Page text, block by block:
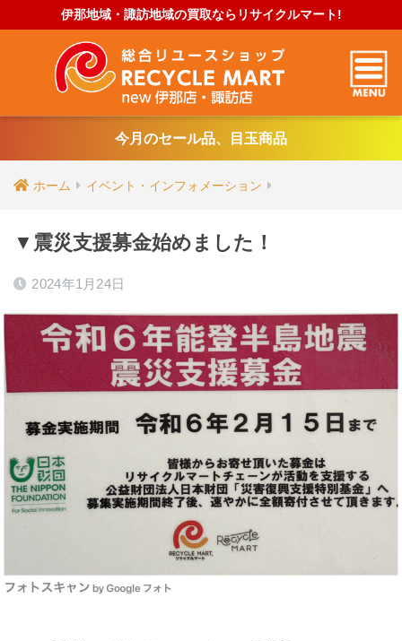
伊那地域・諏訪地域の買取ならリサイクルマート!
今月のセール品、目玉商品
ホーム イベント・インフォメーション
▼震災支援募金始めました！
2024年1月24日